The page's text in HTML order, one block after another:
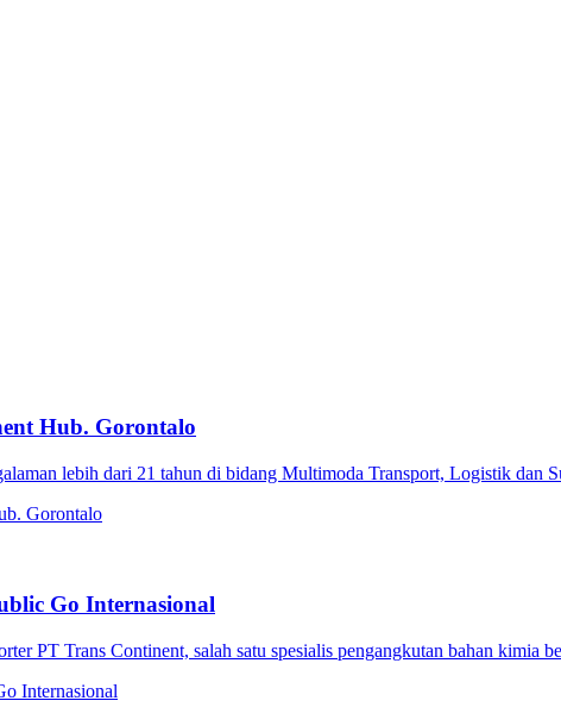
Hub. Gorontalo
lebih dari 21 tahun di bidang Multimoda Transport, Logistik dan
Go Internasional
PT Trans Continent, salah satu spesialis pengangkutan bahan kimia